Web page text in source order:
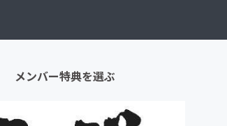
メンバー特典を選ぶ